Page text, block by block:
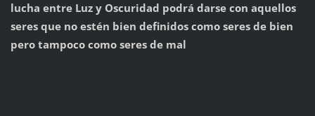
lucha entre Luz y Oscuridad podrá darse con aquellos
seres que no estén bien definidos como seres de bien
pero tampoco como seres de mal